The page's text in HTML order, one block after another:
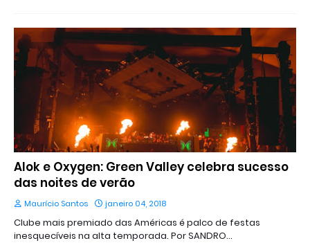
Alok e Oxygen: Green Valley celebra sucesso
das noites de verão
Maurício Santos janeiro 04, 2018
Clube mais premiado das Américas é palco de festas
inesquecíveis na alta temporada. Por SANDRO…